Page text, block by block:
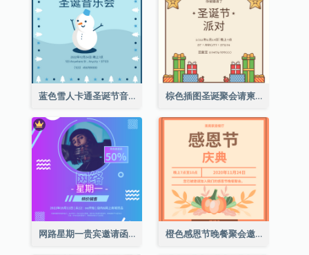
蓝色雪人卡通圣诞节音乐会邀请 棕色插图圣诞聚会请柬
网路星期一贵宾邀请函 橙色感恩节晚餐聚会邀请函